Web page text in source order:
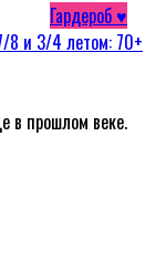
Гардероб ♥
8 и 3/4 летом: 70+
в прошлом веке.